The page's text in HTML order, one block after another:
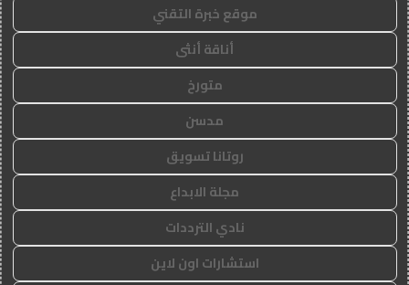
موقع خبرة التقني
أناقة أنثى
متورخ
مدسن
روتانا تسويق
مجلة الابداع
نادي الترددات
استشارات اون لاين